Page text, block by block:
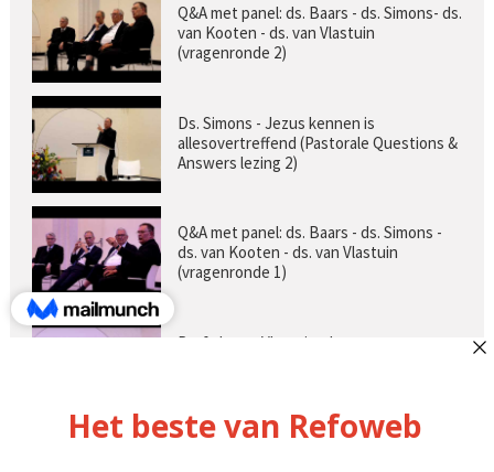
Q&A met panel: ds. Baars - ds. Simons- ds.
van Kooten - ds. van Vlastuin
(vragenronde 2)
Ds. Simons - Jezus kennen is
allesovertreffend (Pastorale Questions &
Answers lezing 2)
Q&A met panel: ds. Baars - ds. Simons -
ds. van Kooten - ds. van Vlastuin
(vragenronde 1)
Prof. dr. van Vlastuin - Is